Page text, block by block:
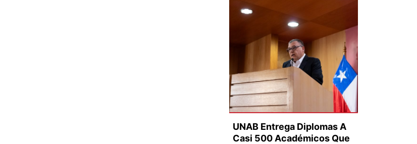
UNAB Entrega Diplomas A
Casi 500 Académicos Que